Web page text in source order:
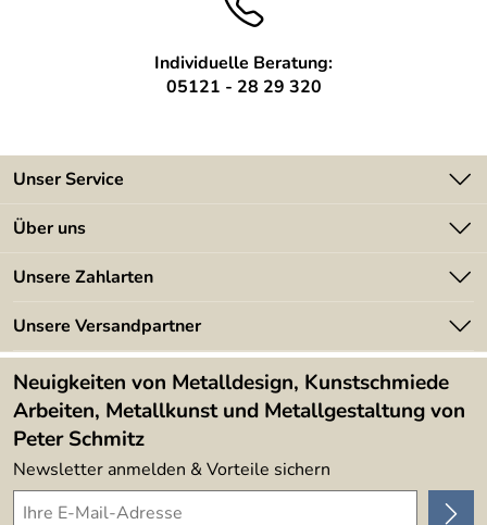
Die Befestigungsmittel für die Überdachung sind aus
Individuelle Beratung:
05121 - 28 29 320
Unser Service
Kontakt
Kundeninformationen
Newsletter
Lieferbedingungen
Über uns
Angebote
Kundenbewertungen (394)
4,9/5
Unsere Zahlarten
Unsere Versandpartner
Neuigkeiten von Metalldesign, Kunstschmiede
Arbeiten, Metallkunst und Metallgestaltung von
Peter Schmitz
Newsletter anmelden & Vorteile sichern